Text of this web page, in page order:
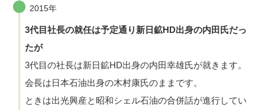
2015年
3代目社長の就任は予定通り新日鉱HD出身の内田氏だっ
たが
3代目の社長は新日鉱HD出身の内田幸雄氏が就きます。
会長は日本石油出身の木村康氏のままです。
ときは出光興産と昭和シェル石油の合併話が進行してい